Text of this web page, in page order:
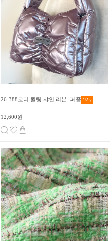
26-388코디 퀼팅 샤인 리본_퍼플 1/2 y
12,600원